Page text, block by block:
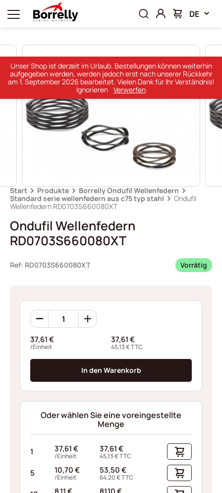
DE
Start Produkte
Borrelly Ondufil Wellenfedern
Standard serie wellenfedern aus c75 typ stahl
Ondufil
Wellenfedern RD0703S660080XT
Ondufil Wellenfedern
RD0703S660080XT
Ref: RD0703S660080XT Vorrätig
Ondufil
Wellenfedern
Menge
37,61€
/Einheit
37,61€
45,13€TTC
In den Warenkorb
Oder wählen Sie eine voreingestellte
Menge
1 37,61€
/Einheit
37,61€
45,13€TTC
5 10,70€
/Einheit
53,50€
64,20€TTC
Unser Shop ist derzeit im Urlaub. Bestellungen können weiterhin
aufgegeben werden, werden jedoch erst nach unserer Rückkehr
am 1. September 2026 bearbeitet. Vielen Dank für Ihr Verständnis!
Ignorieren Verwerfen